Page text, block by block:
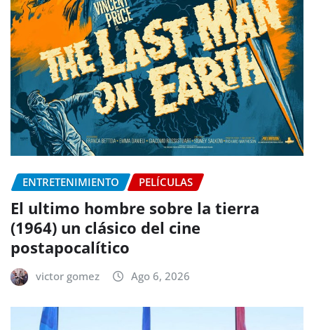
ENTRETENIMIENTO PELÍCULAS
El ultimo hombre sobre la tierra
(1964) un clásico del cine
postapocalítico
victor gomez Ago 6, 2026